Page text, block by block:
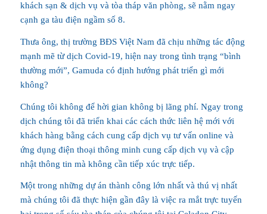
khách sạn & dịch vụ và tòa tháp văn phòng, sẽ nằm ngay
cạnh ga tàu điện ngầm số 8.
Thưa ông, thị trường BĐS Việt Nam đã chịu những tác động
mạnh mẽ từ dịch Covid-19, hiện nay trong tình trạng “bình
thường mới”, Gamuda có định hướng phát triển gì mới
không?
Chúng tôi không để hời gian không bị lãng phí. Ngay trong
dịch chúng tôi đã triển khai các cách thức liên hệ mới với
khách hàng bằng cách cung cấp dịch vụ tư vấn online và
ứng dụng điện thoại thông minh cung cấp dịch vụ và cập
nhật thông tin mà không cần tiếp xúc trực tiếp.
Một trong những dự án thành công lớn nhất và thú vị nhất
mà chúng tôi đã thực hiện gần đây là việc ra mắt trực tuyến